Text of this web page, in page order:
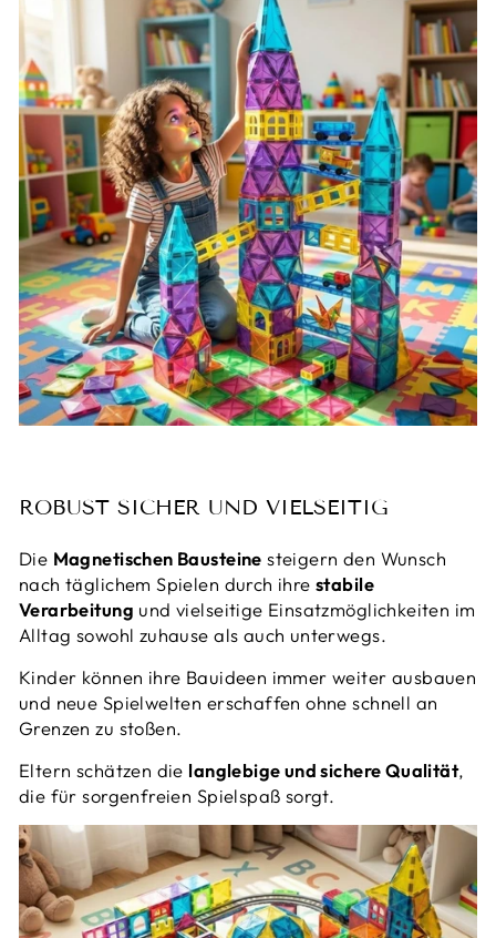
ROBUST SICHER UND VIELSEITIG
Die Magnetischen Bausteine steigern den Wunsch
nach täglichem Spielen durch ihrestabile
Verarbeitung und vielseitige Einsatzmöglichkeiten im
Alltag sowohl zuhause als auch unterwegs.
Kinder können ihre Bauideen immer weiter ausbauen
und neue Spielwelten erschaffen ohne schnell an
Grenzen zu stoßen.
Eltern schätzen die langlebige und sichere Qualität,
die für sorgenfreien Spielspaß sorgt.